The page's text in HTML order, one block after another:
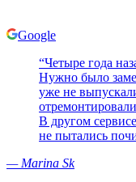
Google
“Четыре года
Нужно было
уже не
В другом
не пытались
— Marina Sk